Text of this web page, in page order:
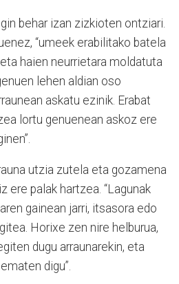
behar izan zizkioten ontziari.
“umeek erabilitako batela
haien neurrietara moldatuta
lehen aldian oso
askatu ezinik. Erabat
lortu genuenean askoz ere
utzia zutela eta gozamena
ere palak hartzea. “Lagunak
gainean jarri, itsasora edo
Horixe zen nire helburua,
dugu arraunarekin, eta
digu”.